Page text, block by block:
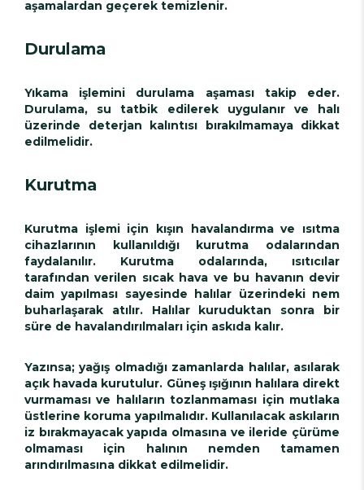
aşamalardan geçerek temizlenir.
Durulama
Yıkama işlemini durulama aşaması takip eder.
Durulama, su tatbik edilerek uygulanır ve halı
üzerinde deterjan kalıntısı bırakılmamaya dikkat
edilmelidir.
Kurutma
Kurutma işlemi için kışın havalandırma ve ısıtma
cihazlarının kullanıldığı kurutma odalarından
faydalanılır. Kurutma odalarında, ısıtıcılar
tarafından verilen sıcak hava ve bu havanın devir
daim yapılması sayesinde halılar üzerindeki nem
buharlaşarak atılır. Halılar kuruduktan sonra bir
süre de havalandırılmaları için askıda kalır.
Yazınsa; yağış olmadığı zamanlarda halılar, asılarak
açık havada kurutulur. Güneş ışığının halılara direkt
vurmaması ve halıların tozlanmaması için mutlaka
üstlerine koruma yapılmalıdır. Kullanılacak askıların
iz bırakmayacak yapıda olmasına ve ileride çürüme
olmaması için halının nemden tamamen
arındırılmasına dikkat edilmelidir.